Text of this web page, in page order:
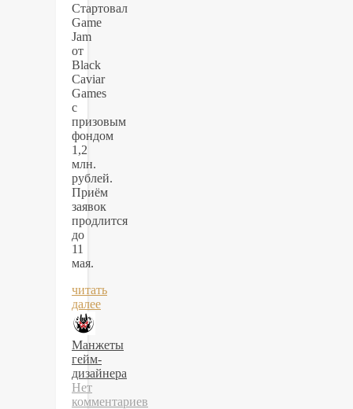
Стартовал
Game
Jam
от
Black
Caviar
Games
с
призовым
фондом
1,2
млн.
рублей.
Приём
заявок
продлится
до
11
мая.
читать
далее
Манжеты
гейм-
дизайнера
Нет
комментариев